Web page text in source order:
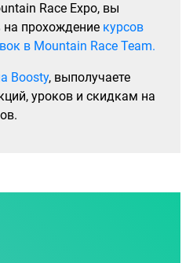
Race Expo, вы
на прохождение курсов
в Mountain Race Team.
Boosty, выполучаете
уроков и скидкам на